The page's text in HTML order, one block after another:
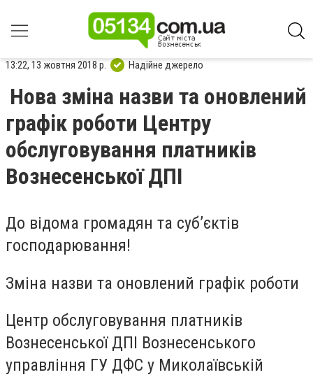
13:22, 13 жовтня 2018 р. Надійне джерело
Нова зміна назви та оновлений
графік роботи Центру
обслуговування платників
Вознесенської ДПІ
До відома громадян та суб’єктів
господарювання!
Зміна назви та оновлений графік роботи
Центр обслуговування платників
Вознесенської ДПІ Вознесенського
управління ГУ ДФС у Миколаївській